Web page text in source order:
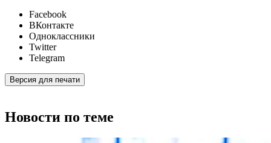
Facebook
ВКонтакте
Одноклассники
Twitter
Telegram
Версия для печати
Новости по теме